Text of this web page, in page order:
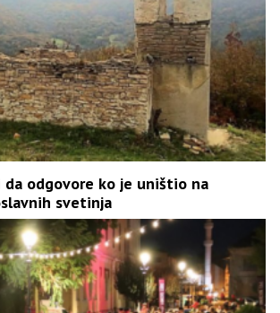
da odgovore ko je uništio na
svetinja